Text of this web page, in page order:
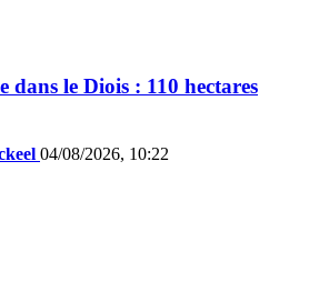
dans le Diois : 110 hectares
04/08/2026, 10:22